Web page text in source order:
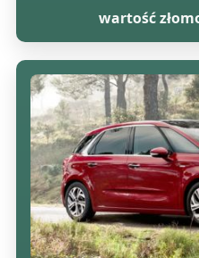
wartość